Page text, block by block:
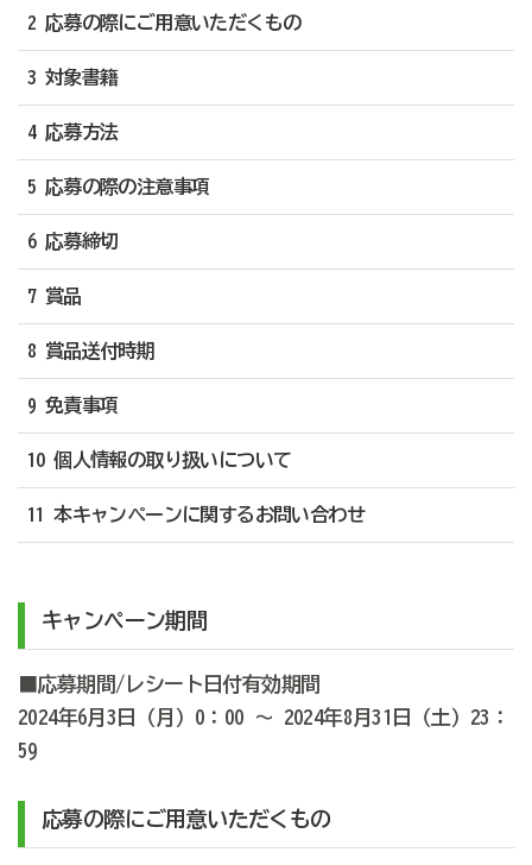
2 応募の際にご用意いただくもの
3 対象書籍
4 応募方法
5 応募の際の注意事項
6 応募締切
7 賞品
8 賞品送付時期
9 免責事項
10 個人情報の取り扱いについて
11 本キャンペーンに関するお問い合わせ
キャンペーン期間
■応募期間/レシート日付有効期間
2024年6月3日（月）0：00 ～ 2024年8月31日（土）23：
59
応募の際にご用意いただくもの